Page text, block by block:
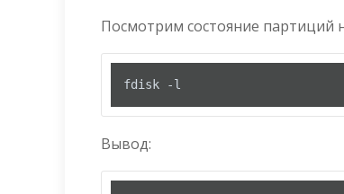
Посмотрим состояние партиций
fdisk -l
Вывод: